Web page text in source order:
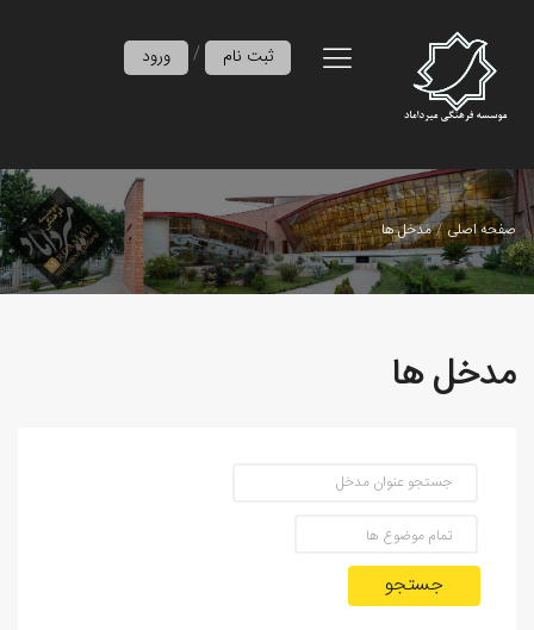
ورود / ثبت نام
صفحه اصلی مدخل ها
مدخل ها
جستجو